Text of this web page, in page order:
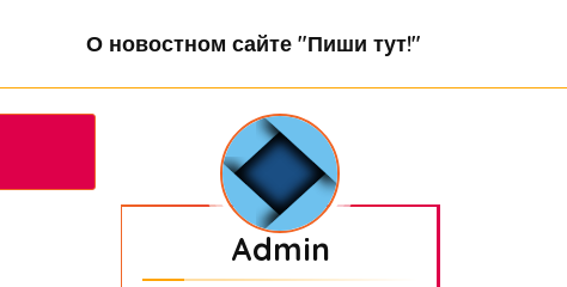
О новостном сайте "Пиши тут!"
Admin